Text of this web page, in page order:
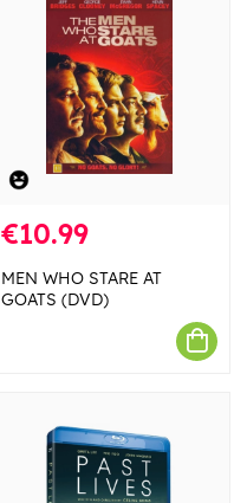
€10.99
MEN WHO STARE AT
GOATS (DVD)